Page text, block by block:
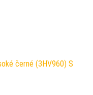
černé (3HV960) S